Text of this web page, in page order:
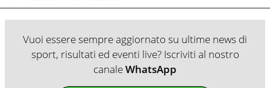
Vuoi essere sempre aggiornato su ultime news di
sport, risultati ed eventi live? Iscriviti al nostro
canaleWhatsApp